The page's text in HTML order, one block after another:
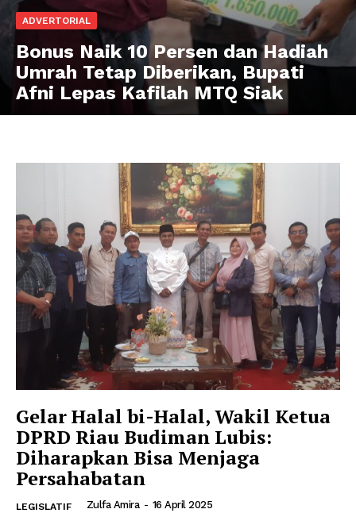
ADVERTORIAL
Bonus Naik 10 Persen dan Hadiah
Umrah Tetap Diberikan, Bupati
Afni Lepas Kafilah MTQ Siak
Gelar Halal bi-Halal, Wakil Ketua
DPRD Riau Budiman Lubis:
Diharapkan Bisa Menjaga
Persahabatan
LEGISLATIF Zulfa Amira - 16 April 2025